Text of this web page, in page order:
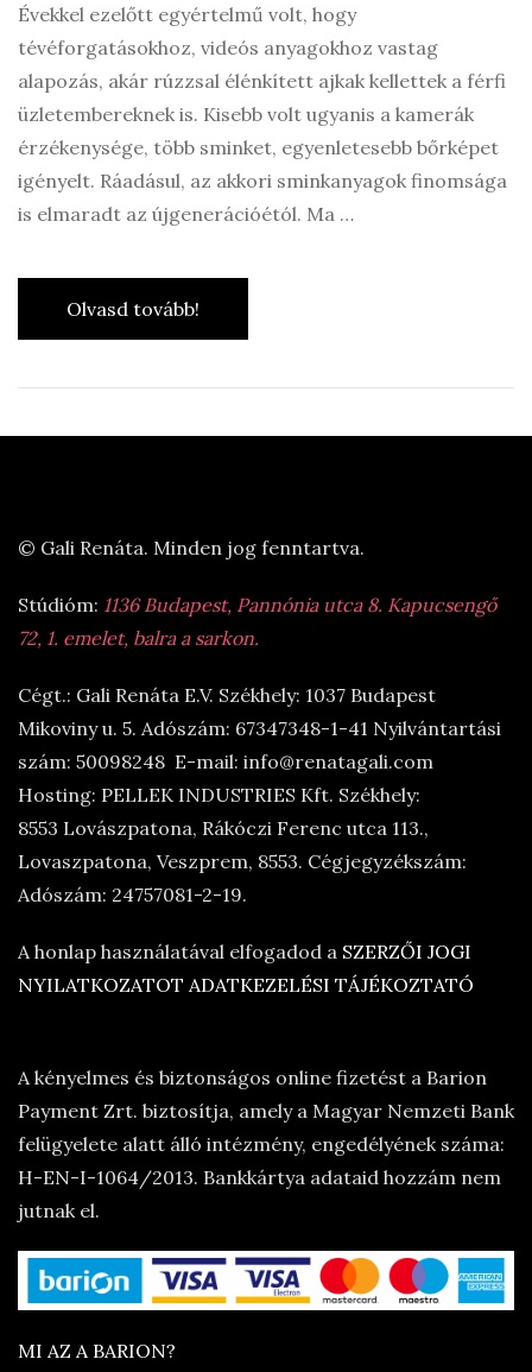
Évekkel ezelőtt egyértelmű volt, hogy
tévéforgatásokhoz, videós anyagokhoz vastag
alapozás, akár rúzzsal élénkített ajkak kellettek a férfi
üzletembereknek is. Kisebb volt ugyanis a kamerák
érzékenysége, több sminket, egyenletesebb bőrképet
igényelt. Ráadásul, az akkori sminkanyagok finomsága
is elmaradt az újgenerációétól. Ma …
Olvasd tovább!
© Gali Renáta. Minden jog fenntartva.
Stúdióm: 1136 Budapest, Pannónia utca 8. Kapucsengő
72, 1. emelet, balra a sarkon.
Cégt.: Gali Renáta E.V. Székhely: 1037 Budapest
Mikoviny u. 5. Adószám: 67347348-1-41 Nyilvántartási
szám: 50098248 E-mail: info@renatagali.com
Hosting: PELLEK INDUSTRIES Kft. Székhely:
8553 Lovászpatona, Rákóczi Ferenc utca 113.,
Lovaszpatona, Veszprem, 8553. Cégjegyzékszám:
Adószám: 24757081-2-19.
A honlap használatával elfogadod a SZERZŐI JOGI
NYILATKOZATOT ADATKEZELÉSI TÁJÉKOZTATÓ
A kényelmes és biztonságos online fizetést a Barion
Payment Zrt. biztosítja, amely a Magyar Nemzeti Bank
felügyelete alatt álló intézmény, engedélyének száma:
H-EN-I-1064/2013. Bankkártya adataid hozzám nem
jutnak el.
MI AZ A BARION?